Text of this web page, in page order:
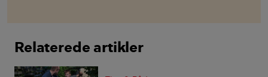
Relaterede artikler